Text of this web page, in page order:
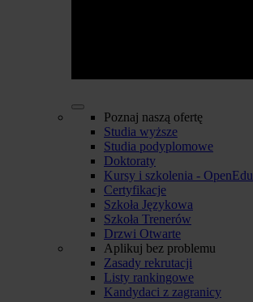
Poznaj naszą ofertę
Studia wyższe
Studia podyplomowe
Doktoraty
Kursy i szkolenia - OpenEdu
Certyfikacje
Szkoła Językowa
Szkoła Trenerów
Drzwi Otwarte
Aplikuj bez problemu
Zasady rekrutacji
Listy rankingowe
Kandydaci z zagranicy